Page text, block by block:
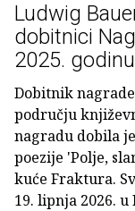
Ludwig
dobitnici
2025. godinu
Dobitnik
području
nagradu dobila
poezije 'Polje,
kuće Fraktura.
19. lipnja 2026.